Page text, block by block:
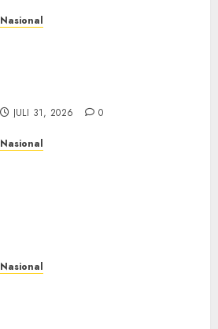
Nasional
JULI 31, 2026 0
Nasional
Nasional